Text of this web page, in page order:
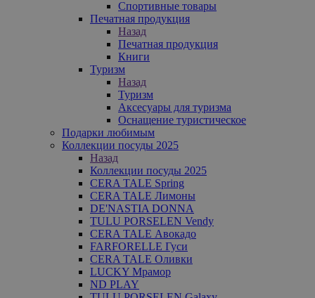
Спортивные товары
Печатная продукция
Назад
Печатная продукция
Книги
Туризм
Назад
Туризм
Аксесуары для туризма
Оснащение туристическое
Подарки любимым
Коллекции посуды 2025
Назад
Коллекции посуды 2025
CERA TALE Spring
CERA TALE Лимоны
DE'NASTIA DONNA
TULU PORSELEN Vendy
CERA TALE Авокадо
FARFORELLE Гуси
CERA TALE Оливки
LUCKY Мрамор
ND PLAY